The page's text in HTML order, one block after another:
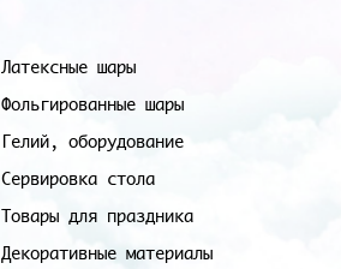
Латексные шары
Фольгированные шары
Гелий, оборудование
Сервировка стола
Товары для праздника
Декоративные материалы